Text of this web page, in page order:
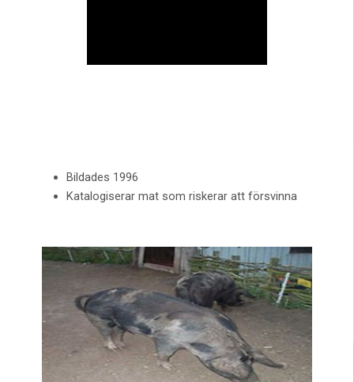
Bildades 1996
Katalogiserar mat som riskerar att försvinna